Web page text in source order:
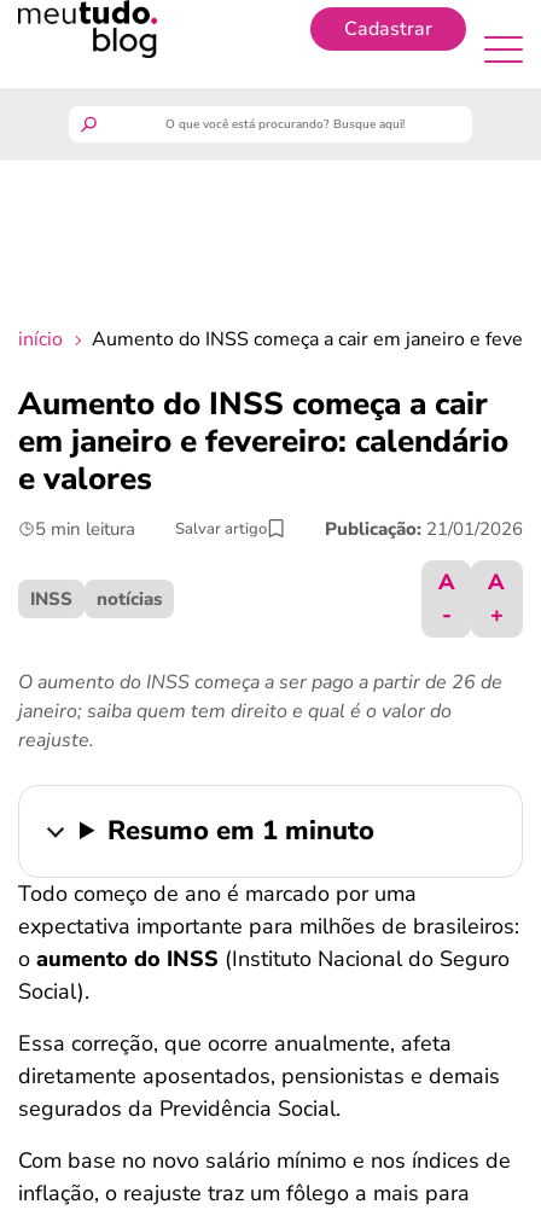
Cadastrar
crédito fácil
início Aumento do INSS começa a cair em janeiro e
Aumento do INSS começa a cair
em janeiro e fevereiro: calendário
e valores
5 min leitura Salvar artigo Publicação: 21/01/2026
INSS notícias
A
-
A
+
O aumento do INSS começa a ser pago a partir de 26 de
janeiro; saiba quem tem direito e qual é o valor do
reajuste.
Resumo em 1 minuto
Todo começo de ano é marcado por uma
expectativa importante para milhões de brasileiros:
o aumento do INSS (Instituto Nacional do Seguro
Social).
Essa correção, que ocorre anualmente, afeta
diretamente aposentados, pensionistas e demais
segurados da Previdência Social.
Com base no novo salário mínimo e nos índices de
inflação, o reajuste traz um fôlego a mais para